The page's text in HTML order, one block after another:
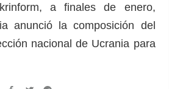
a finales de enero,
anunció la composición del
nacional de Ucrania para